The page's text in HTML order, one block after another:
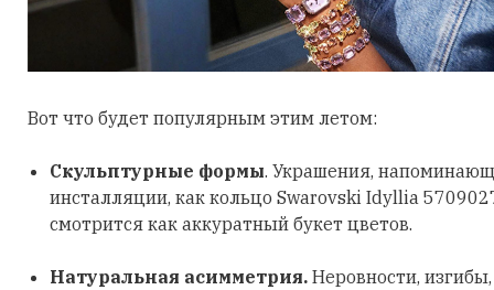
Вот что будет популярным этим летом:
Скульптурные формы. Украшения,
инсталляции, как кольцо Swarovski Idyllia
смотрится как аккуратный букет цветов.
Натуральная асимметрия. Неровности,